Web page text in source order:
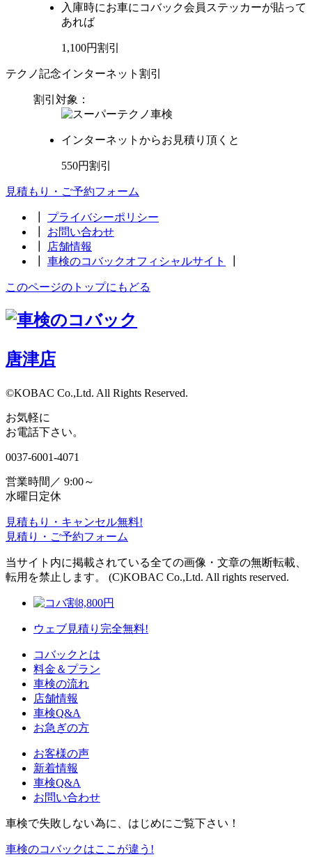
入庫時にお車にコバック会員ステッカーが貼って
あれば
1,100円割引
テクノ記念インターネット割引
割引対象：
インターネットからお見積り頂くと
550円割引
見積もり・ご予約フォーム
プライバシーポリシー
お問い合わせ
店舗情報
車検のコバックオフィシャルサイト
このページのトップにもどる
唐津店
©KOBAC Co.,Ltd. All Rights Reserved.
お気軽に
お電話下さい。
0037-6001-4071
営業時間／ 9:00～
水曜日定休
見積もり・キャンセル無料!
見積り・ご予約フォーム
当サイト内に掲載されている全ての画像・文章の無断転載、
転用を禁止します。 (C)KOBAC Co.,Ltd. All rights reserved.
8,800円
ウェブ見積り 完全無料!
コバックとは
料金＆プラン
車検の流れ
店舗情報
車検Q&A
お急ぎの方
お客様の声
新着情報
車検Q&A
お問い合わせ
車検で失敗しない為に、はじめにご覧下さい！
車検のコバックはここが違う!